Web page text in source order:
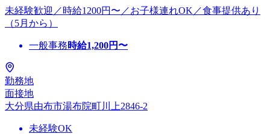
未経験歓迎／時給1200円〜／お子様連れOK／食事提供あり
（5月から）
一般事務時給1,200円〜
勤務地
面接地
大分県由布市湯布院町川上2846-2
未経験OK